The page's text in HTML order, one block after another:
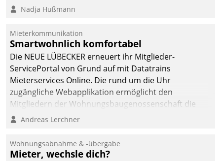
Entscheidungen.
Nadja Hußmann
Mieterkommunikation
Smartwohnlich komfortabel
Die NEUE LÜBECKER erneuert ihr Mitglieder-
ServicePortal von Grund auf mit Datatrains
Mieterservices Online. Die rund um die Uhr
zugängliche Webapplikation ermöglicht den
Mitgliedern der Wohnungs­bau­genossenschaft die
Kontaktaufnahme per Smartphone, Tablet oder PC.
Andreas Lerchner
Wohnungsabnahme & -übergabe
Mieter, wechsle dich?